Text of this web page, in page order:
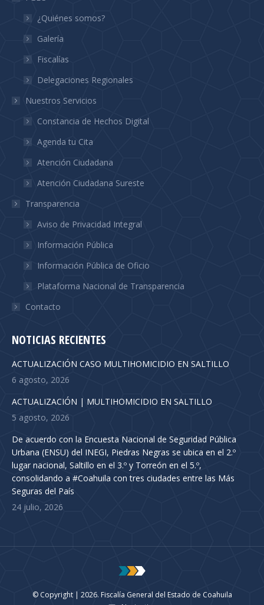
¿Quiénes somos?
Galería
Fiscalías
Delegaciones Regionales
Nuestros Servicios
Constancia de Hechos Digital
Agenda tu Cita
Atención Ciudadana
Atención Ciudadana Sureste
Transparencia
Aviso de Privacidad Integral
Información Pública
Información Pública de Oficio
Plataforma Nacional de Transparencia
Contacto
NOTICIAS RECIENTES
ACTUALIZACIÓN CASO MULTIHOMICIDIO EN SALTILLO
6 agosto, 2026
ACTUALIZACIÓN | MULTIHOMICIDIO EN SALTILLO
5 agosto, 2026
De acuerdo con la Encuesta Nacional de Seguridad Pública
Urbana (ENSU) del INEGI, Piedras Negras se ubica en el 2.º
lugar nacional, Saltillo en el 3.º y Torreón en el 5.º,
consolidando a #Coahuila con tres ciudades entre las Más
Seguras del País
24 julio, 2026
© Copyright | 2026. Fiscalía General del Estado de Coahuila